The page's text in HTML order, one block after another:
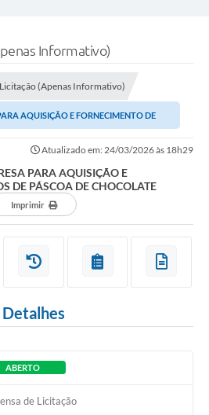
Informativo)
(Apenas Informativo)
AQUISIÇÃO E FORNECIMENTO DE
Atualizado em: 24/03/2026 às 18h29
PARA AQUISIÇÃO E
DE PÁSCOA DE CHOCOLATE
Imprimir
Detalhes
ABERTO
de Licitação